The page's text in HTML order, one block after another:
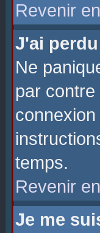
Revenir
J'ai
Ne
par
temps.
Revenir
Je me